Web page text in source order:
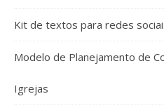
Kit de textos para redes
Modelo de Planejamento de
Igrejas